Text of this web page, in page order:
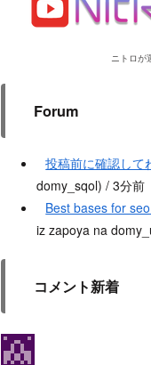
ニトロが
Forum
投稿前に確認して
domy_sqol) /3分前
Best bases for
iz zapoya na
コメント新着